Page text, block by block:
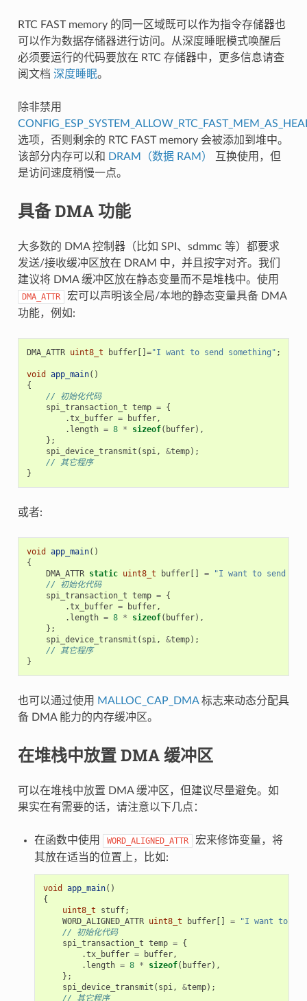
RTC FAST memory 的同一区域既可以作为指令存储器也
可以作为数据存储器进行访问。从深度睡眠模式唤醒后
必须要运行的代码要放在 RTC 存储器中，更多信息请查
阅文档 深度睡眠。
除非禁用
选项，否则剩余的 RTC FAST memory 会被添加到堆中。
该部分内存可以和
DRAM（数据 RAM）
互换使用，但
是访问速度稍慢一点。
具备 DMA 功能
大多数的 DMA 控制器（比如 SPI、sdmmc 等）都要求
发送/接收缓冲区放在 DRAM 中，并且按字对齐。我们
建议将 DMA 缓冲区放在静态变量而不是堆栈中。使用
DMA_ATTR
宏可以声明该全局/本地的静态变量具备 DMA
功能，例如:
DMA_ATTR uint8_t buffer[] ="I want to send something" ;
void app_main()
{
// 初始化代码
spi_transaction_t temp = {
.tx_buffer = buffer,
. length = 8 * sizeof( buffer),
};
spi_device_transmit ( spi, &temp);
// 其它程序
}
或者:
void app_main()
{
DMA_ATTR static uint8_t buffer[] =
"I want to send
// 初始化代码
spi_transaction_t temp = {
.tx_buffer = buffer,
. length = 8 * sizeof( buffer),
};
spi_device_transmit ( spi, &temp);
// 其它程序
}
也可以通过使用 MALLOC_CAP_DMA标志来动态分配具
备 DMA 能力的内存缓冲区。
在堆栈中放置 DMA 缓冲区
可以在堆栈中放置 DMA 缓冲区，但建议尽量避免。如
果实在有需要的话，请注意以下几点：
在函数中使用 WORD_ALIGNED_ATTR
宏来修饰变量，将
其放在适当的位置上，比如:
void app_main()
{
uint8_t
stuff;
WORD_ALIGNED_ATTR uint8_t buffer[] =
"I want to
// 初始化代码
spi_transaction_t temp = {
.tx_buffer = buffer,
. length = 8 * sizeof( buffer),
};
spi_device_transmit ( spi, &temp);
// 其它程序